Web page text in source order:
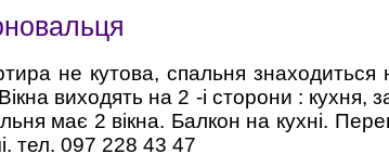
не кутова, спальня знаходиться
виходять на 2 -і сторони : кухня,
має 2 вікна. Балкон на кухні.
тел. 097 228 43 47